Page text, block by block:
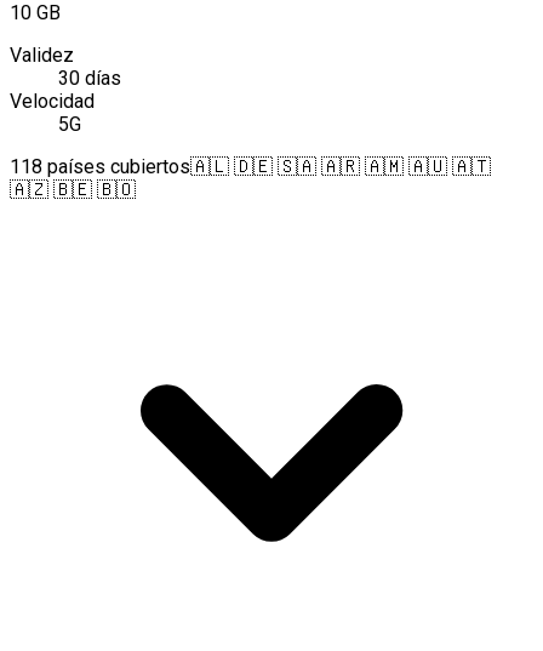
10 GB
Validez
30 días
Velocidad
5G
118 países cubiertos🇦🇱 🇩🇪 🇸🇦 🇦🇷 🇦🇲 🇦🇺 🇦🇹
🇦🇿 🇧🇪 🇧🇴